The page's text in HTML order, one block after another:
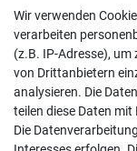
Wir verwenden
verarbeiten
(z.B. IP-Adresse),
von Drittanbietern
analysieren. Die
teilen diese Daten mit
Die